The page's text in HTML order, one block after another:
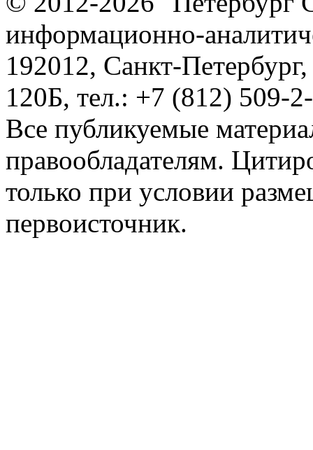
информационно-
192012, Санкт-
120Б, тел.: +7 (812) 509-
Все публикуемые
правообладателям.
только при условии
первоисточник.